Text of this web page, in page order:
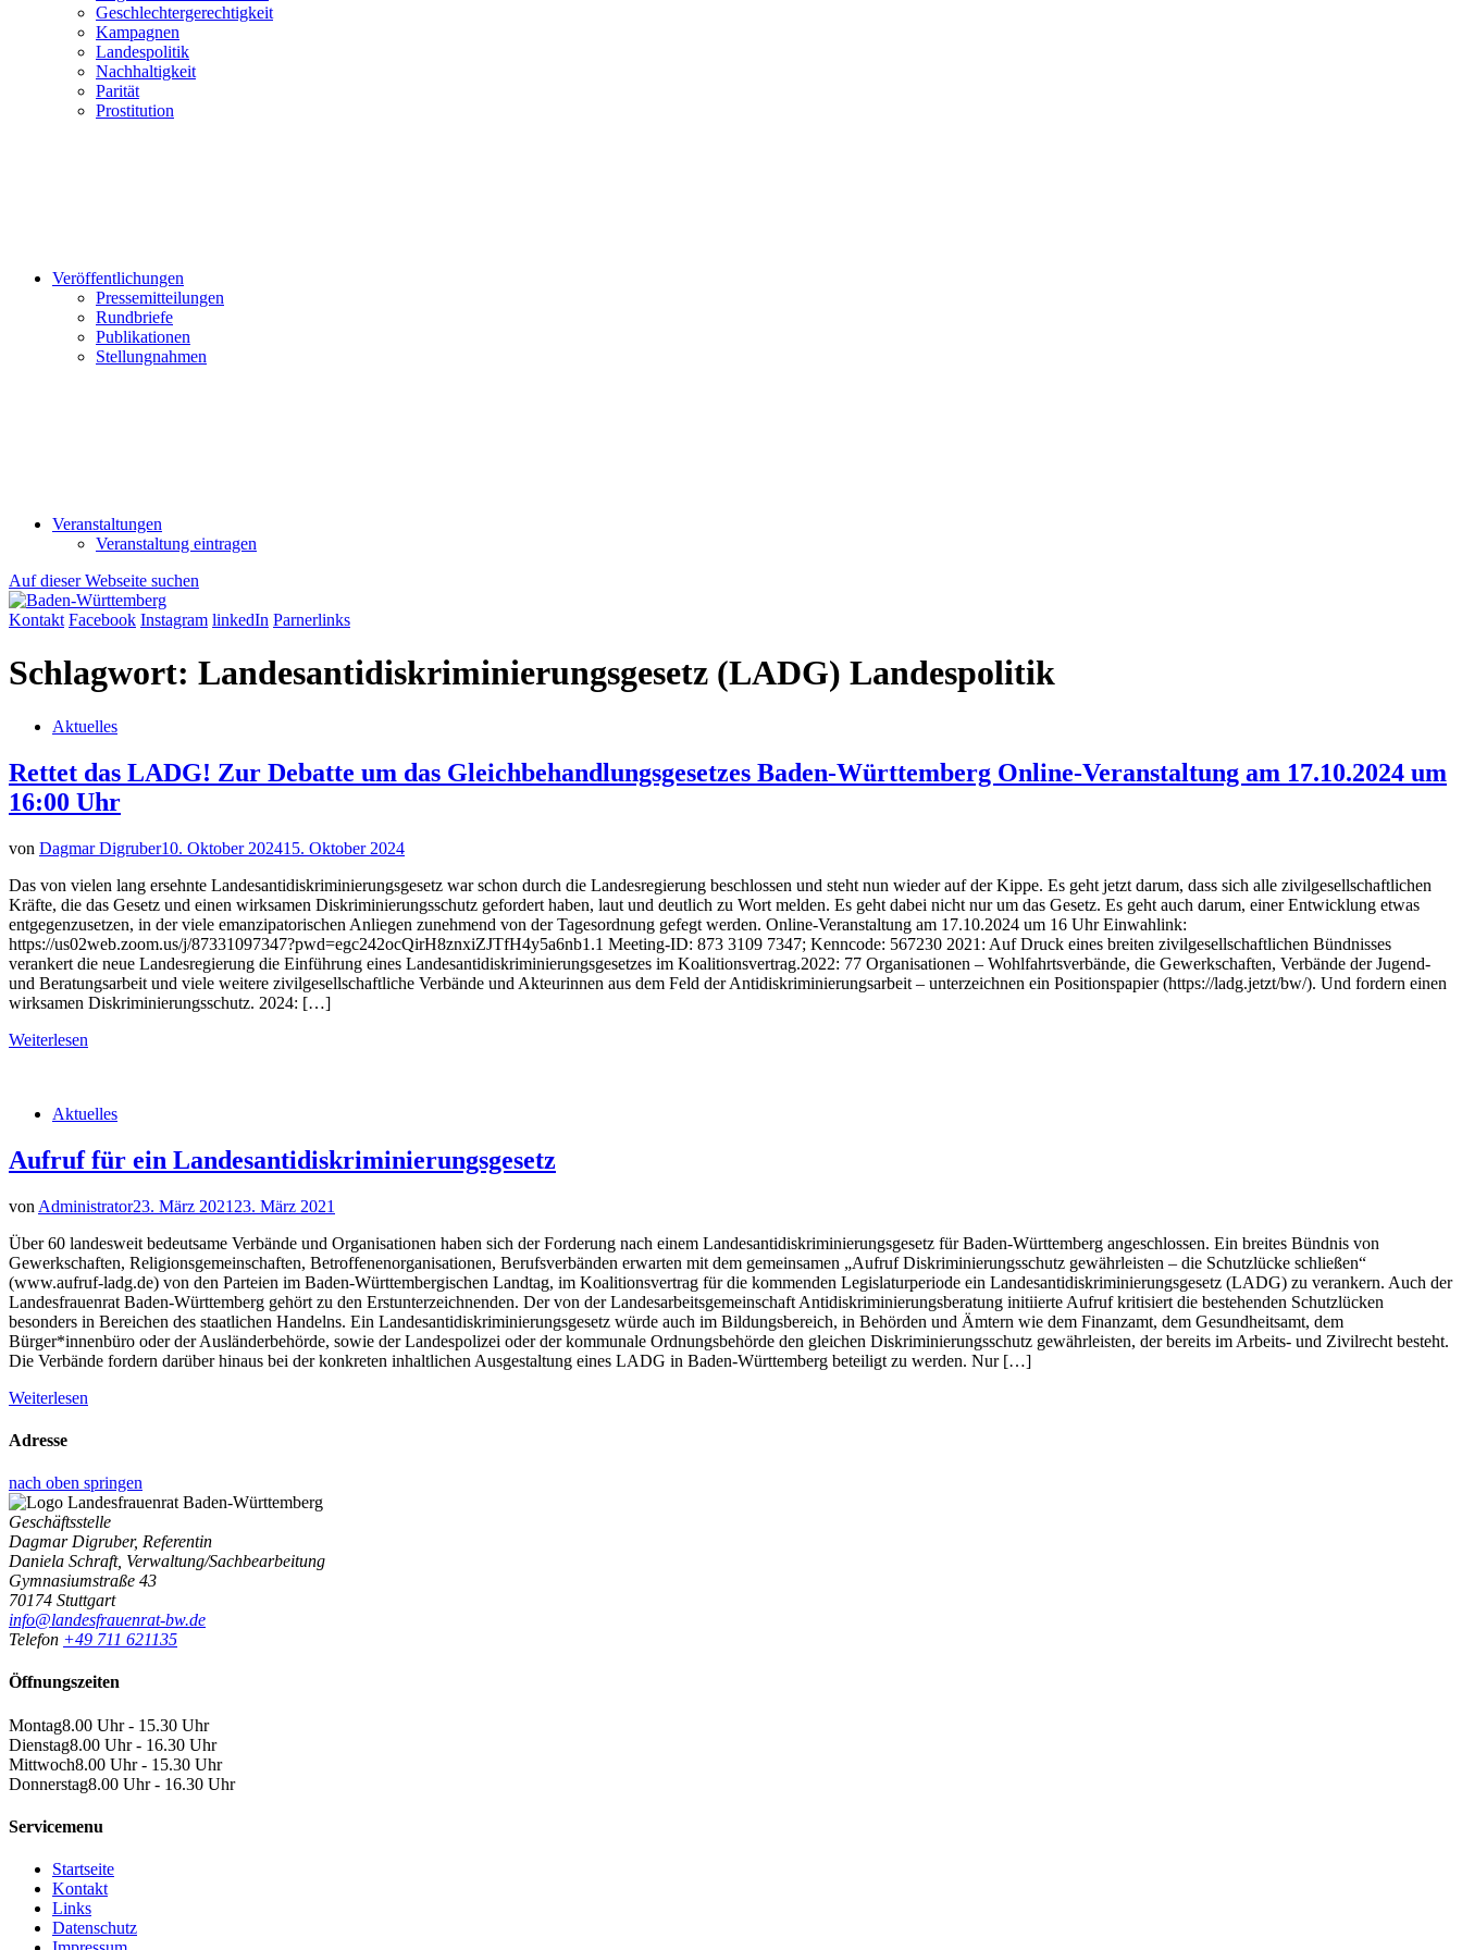
Geschlechtergerechtigkeit
Kampagnen
Landespolitik
Nachhaltigkeit
Parität
Prostitution
Veröffentlichungen
Pressemitteilungen
Rundbriefe
Publikationen
Stellungnahmen
Veranstaltungen
Veranstaltung eintragen
Auf dieser Webseite suchen
Kontakt Facebook Instagram linkedIn Parnerlinks
Schlagwort: Landesantidiskriminierungsgesetz (LADG) Landespolitik
Aktuelles
Rettet das LADG! Zur Debatte um das Gleichbehandlungsgesetzes Baden-Württemberg Online-Veranstaltung am 17.10.2024 um
16:00 Uhr
von Dagmar Digruber10. Oktober 202415. Oktober 2024
Das von vielen lang ersehnte Landesantidiskriminierungsgesetz war schon durch die Landesregierung beschlossen und steht nun wieder auf der Kippe. Es geht jetzt darum, dass sich alle zivilgesellschaftlichen
Kräfte, die das Gesetz und einen wirksamen Diskriminierungsschutz gefordert haben, laut und deutlich zu Wort melden. Es geht dabei nicht nur um das Gesetz. Es geht auch darum, einer Entwicklung etwas
entgegenzusetzen, in der viele emanzipatorischen Anliegen zunehmend von der Tagesordnung gefegt werden. Online-Veranstaltung am 17.10.2024 um 16 Uhr Einwahlink:
https://us02web.zoom.us/j/87331097347?pwd=egc242ocQirH8znxiZJTfH4y5a6nb1.1 Meeting-ID: 873 3109 7347; Kenncode: 567230 2021: Auf Druck eines breiten zivilgesellschaftlichen Bündnisses
verankert die neue Landesregierung die Einführung eines Landesantidiskriminierungsgesetzes im Koalitionsvertrag.2022: 77 Organisationen – Wohlfahrtsverbände, die Gewerkschaften, Verbände der Jugend-
und Beratungsarbeit und viele weitere zivilgesellschaftliche Verbände und Akteurinnen aus dem Feld der Antidiskriminierungsarbeit – unterzeichnen ein Positionspapier (https://ladg.jetzt/bw/). Und fordern einen
wirksamen Diskriminierungsschutz. 2024: […]
Weiterlesen
Aktuelles
Aufruf für ein Landesantidiskriminierungsgesetz
von Administrator23. März 2021 23. März 2021
Über 60 landesweit bedeutsame Verbände und Organisationen haben sich der Forderung nach einem Landesantidiskriminierungsgesetz für Baden-Württemberg angeschlossen. Ein breites Bündnis von
Gewerkschaften, Religionsgemeinschaften, Betroffenenorganisationen, Berufsverbänden erwarten mit dem gemeinsamen „Aufruf Diskriminierungsschutz gewährleisten – die Schutzlücke schließen“
(www.aufruf-ladg.de) von den Parteien im Baden-Württembergischen Landtag, im Koalitionsvertrag für die kommenden Legislaturperiode ein Landesantidiskriminierungsgesetz (LADG) zu verankern. Auch der
Landesfrauenrat Baden-Württemberg gehört zu den Erstunterzeichnenden. Der von der Landesarbeitsgemeinschaft Antidiskriminierungsberatung initiierte Aufruf kritisiert die bestehenden Schutzlücken
besonders in Bereichen des staatlichen Handelns. Ein Landesantidiskriminierungsgesetz würde auch im Bildungsbereich, in Behörden und Ämtern wie dem Finanzamt, dem Gesundheitsamt, dem
Bürger*innenbüro oder der Ausländerbehörde, sowie der Landespolizei oder der kommunale Ordnungsbehörde den gleichen Diskriminierungsschutz gewährleisten, der bereits im Arbeits- und Zivilrecht besteht.
Die Verbände fordern darüber hinaus bei der konkreten inhaltlichen Ausgestaltung eines LADG in Baden-Württemberg beteiligt zu werden. Nur […]
Weiterlesen
Adresse
nach oben springen
Geschäftsstelle
Dagmar Digruber, Referentin
Daniela Schraft, Verwaltung/Sachbearbeitung
Gymnasiumstraße 43
70174 Stuttgart
info@landesfrauenrat-bw.de
Telefon +49 711 621135
Öffnungszeiten
Montag8.00 Uhr - 15.30 Uhr
Dienstag8.00 Uhr - 16.30 Uhr
Mittwoch8.00 Uhr - 15.30 Uhr
Donnerstag8.00 Uhr - 16.30 Uhr
Servicemenu
Startseite
Kontakt
Links
Datenschutz